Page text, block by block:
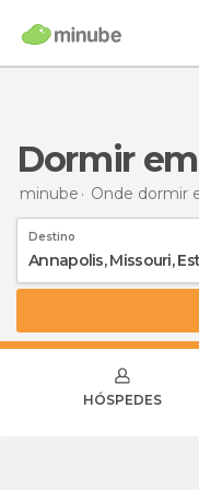
Dormir
minube Onde dormir
Destino
HÓSPEDES